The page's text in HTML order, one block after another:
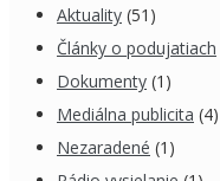
Aktuality (51)
Články o podujatiach
Dokumenty (1)
Mediálna publicita (4)
Nezaradené (1)